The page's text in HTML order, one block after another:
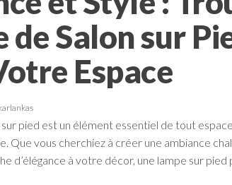
de Salon sur
Espace
sur pied est un élément essentiel de tout
Que vous cherchiez à créer une ambiance
d’élégance à votre décor, une lampe sur